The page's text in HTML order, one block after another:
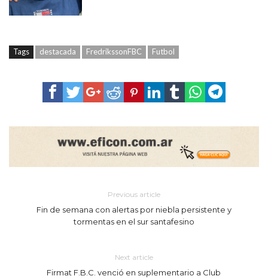
Tags destacada FredrikssonFBC Futbol
Previous article
Fin de semana con alertas por niebla persistente y
tormentas en el sur santafesino
Next article
Firmat F.B.C. venció en suplementario a Club